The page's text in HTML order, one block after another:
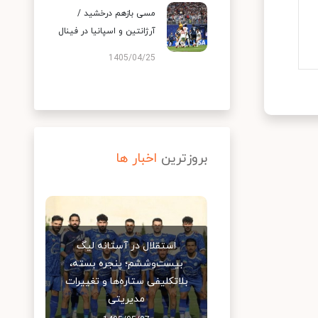
مسی بازهم درخشید /
آرژانتین و اسپانیا در فینال
1405/04/25
بروزترین اخبار ها
استقلال در آستانه لیگ
بیست‌وششم؛ پنجره بسته،
بلاتکلیفی ستاره‌ها و تغییرات
مدیریتی